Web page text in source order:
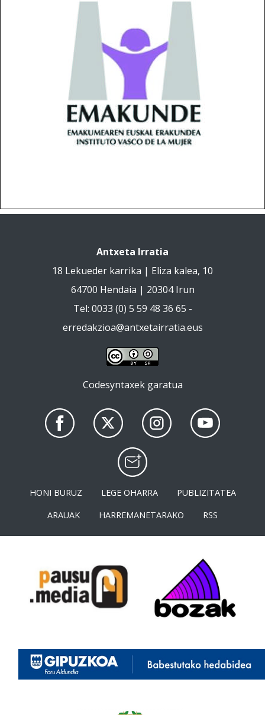
Antxeta Irratia
18 Lekueder karrika | Eliza kalea, 10
64700 Hendaia | 20304 Irun
Tel: 0033 (0) 5 59 48 36 65 -
erredakzioa@antxetairratia.eus
Codesyntaxek garatua
HONI BURUZ LEGE OHARRA
PUBLIZITATEA
ARAUAK
HARREMANETARAKO RSS